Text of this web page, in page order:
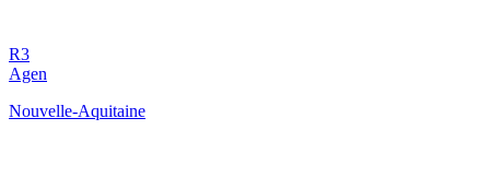
R3
Agen
Nouvelle-Aquitaine